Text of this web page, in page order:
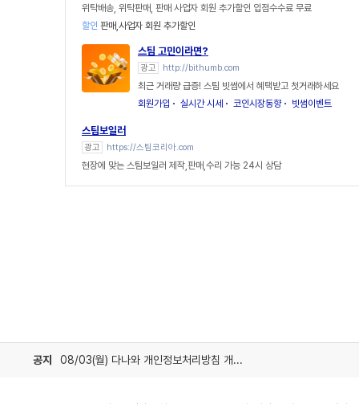
위탁배송, 위탁판매, 판매 사업자 회원 추가할인 입점수수료 무료
할인 판매,사업자 회원 추가할인
스팀 고민이라면?
광고 http://bithumb.com
최근 거래량 급증! 스팀 빗썸에서 혜택받고 첫거래하세요
회원가입
실시간 시세 코인시장동향 빗썸이벤트
스팀보일러
광고 https://스팀코리아.com
현장에 맞는 스팀보일러 제작,판매,수리 가능 24시 상담
공지 08/03(월) 다나와 개인정보처리방침 개정 안내